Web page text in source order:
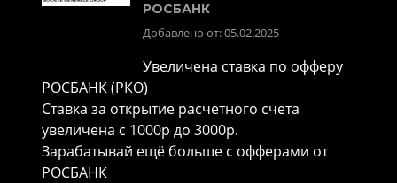
РОСБАНК
Добавлено от: 05.02.2025
Увеличена ставка по офферу
РОСБАНК (РКО)
Ставка за открытие расчетного счета
увеличена с 1000р до 3000р.
Зарабатывай ещё больше с офферами от
РОСБАНК